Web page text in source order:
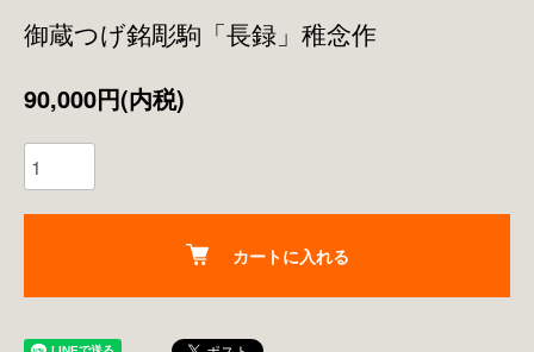
御蔵つげ銘彫駒「長録」稚念作
90,000円(内税)
カートに入れる